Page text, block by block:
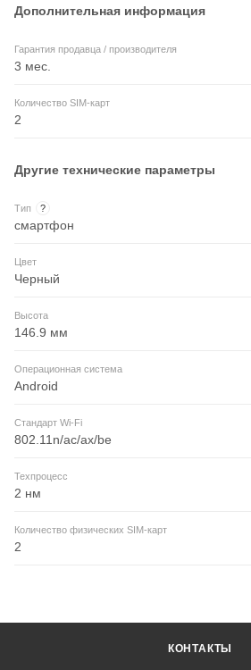
Дополнительная информация
Гарантия продавца / производителя
3 мес.
Количество SIM-карт
2
Другие технические параметры
Тип ?
смартфон
Цвет
Черный
Высота
146.9 мм
Операционная система
Android
Стандарт Wi-Fi
802.11n/ac/ax/be
Техпроцесс
2 нм
Количество физических SIM-карт
2
КОНТАКТЫ